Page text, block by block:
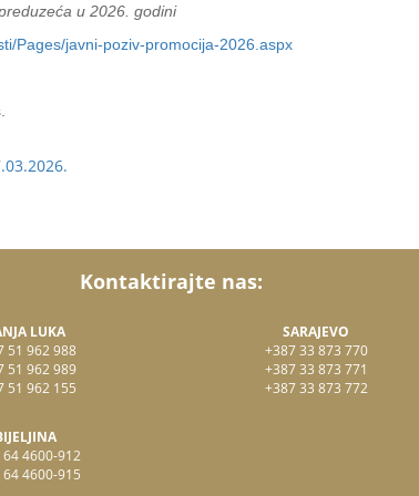
u 2026. godini
Pages/javni-poziv-promocija-2026.aspx
Kontaktirajte nas:
LUKA
51 962 988
51 962 989
51 962 155
64 4600-912
64 4600-915
SARAJEVO
+387 33 873 770
+387 33 873 771
+387 33 873 772